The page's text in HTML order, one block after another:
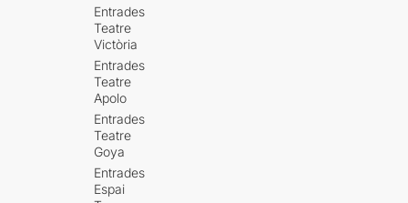
Entrades
Teatre
Victòria
Entrades
Teatre
Apolo
Entrades
Teatre
Goya
Entrades
Espai